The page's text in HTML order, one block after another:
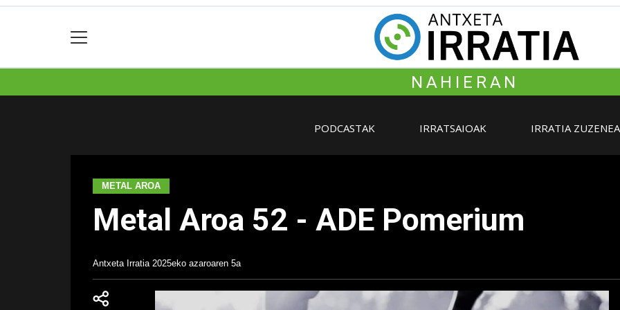
NAHIERAN
PODCASTAK IRRATSAIOAK IRRATIA
METAL AROA
Metal Aroa 52 - ADE Pomerium
Antxeta Irratia 2025eko azaroaren 5a